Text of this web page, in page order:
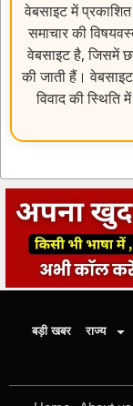
वेबसाइट में
समाचार की
वेबसाइट है, जिसमें
की जाती हैं।
विवाद की
बड़ी खबर राज्य